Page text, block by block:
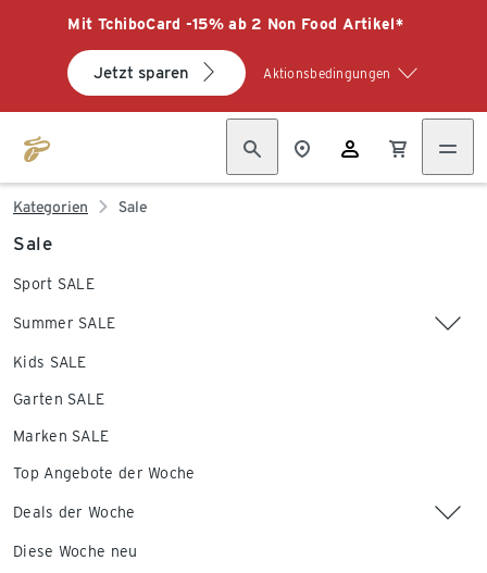
Mit TchiboCard -15% ab 2 Non Food Artikel*
Jetzt sparen Aktionsbedingungen
Kategorien Sale
Sale
Sport SALE
Summer SALE
Kids SALE
Garten SALE
Marken SALE
Top Angebote der Woche
Deals der Woche
Diese Woche neu